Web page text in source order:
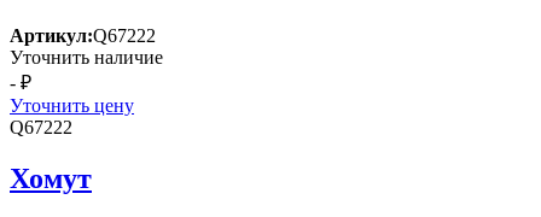
Артикул:Q67222
Уточнить наличие
- ₽
Уточнить цену
Q67222
Хомут